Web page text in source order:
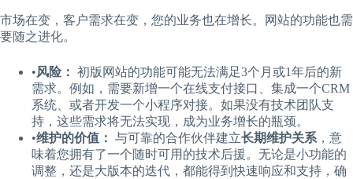
市场在变，客户需求在变，您的业务也在增长。网站的功能也需
要随之进化。
•​​风险：​ ​ 初版网站的功能可能无法满足3个月或1年后的新
需求。例如，需要新增一个在线支付接口、集成一个CRM
系统、或者开发一个小程序对接。如果没有技术团队支
持，这些需求将无法实现，成为业务增长的瓶颈。
•​​维护的价值：​ ​ 与可靠的合作伙伴建立​​长期维护关系​ ​，意
味着您拥有了一个随时可用的技术后援。无论是小功能的
调整，还是大版本的迭代，都能得到快速响应和支持，确